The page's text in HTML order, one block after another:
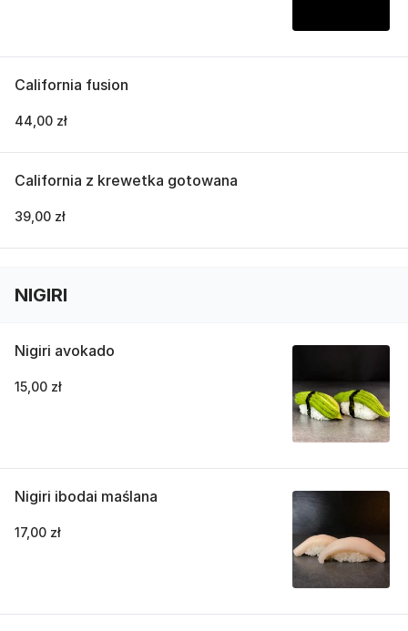
California fusion
44,00 zł
California z krewetka gotowana
39,00 zł
NIGIRI
Nigiri avokado
15,00 zł
Nigiri ibodai maślana
17,00 zł